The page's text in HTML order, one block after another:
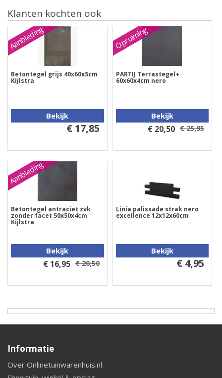
Klanten kochten ook
Aanbieding
Betontegel grijs 40x60x5cm
Kijlstra
Bekijk
€ 17,85
Opruiming
PARTIJ Terrastegel+
60x60x4cm nero
Bekijk
€ 20,50 € 25,95
Aanbieding
Betontegel antraciet zvk
zonder facet 50x50x4cm
Kijlstra
Bekijk
€ 16,95 € 20,50
Linia palissade strak nero
excellence 12x12x60cm
Bekijk
€ 4,95
Informatie
Over Onlinetuinwarenhuis.nl